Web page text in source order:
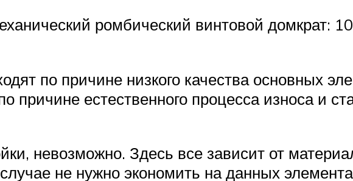
ромбический винтовой домкрат:
по причине низкого качества основных
причине естественного процесса износа и
невозможно. Здесь все зависит от
не нужно экономить на данных